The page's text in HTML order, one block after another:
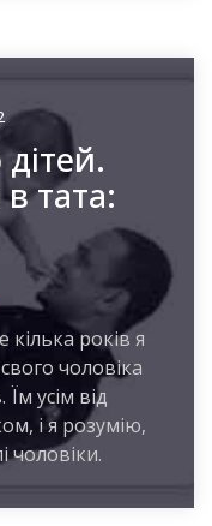
тата:
років я
чоловіка
Їм усім від
і я розумію,
чоловіки.